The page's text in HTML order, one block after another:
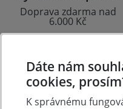
Doprava zdarma nad
6.000 Kč
O nákupu
Dáte nám
cookies,
K správnému